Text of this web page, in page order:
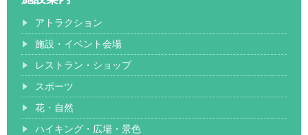
アトラクション
施設・イベント会場
レストラン・ショップ
スポーツ
花・自然
ハイキング・広場・景色